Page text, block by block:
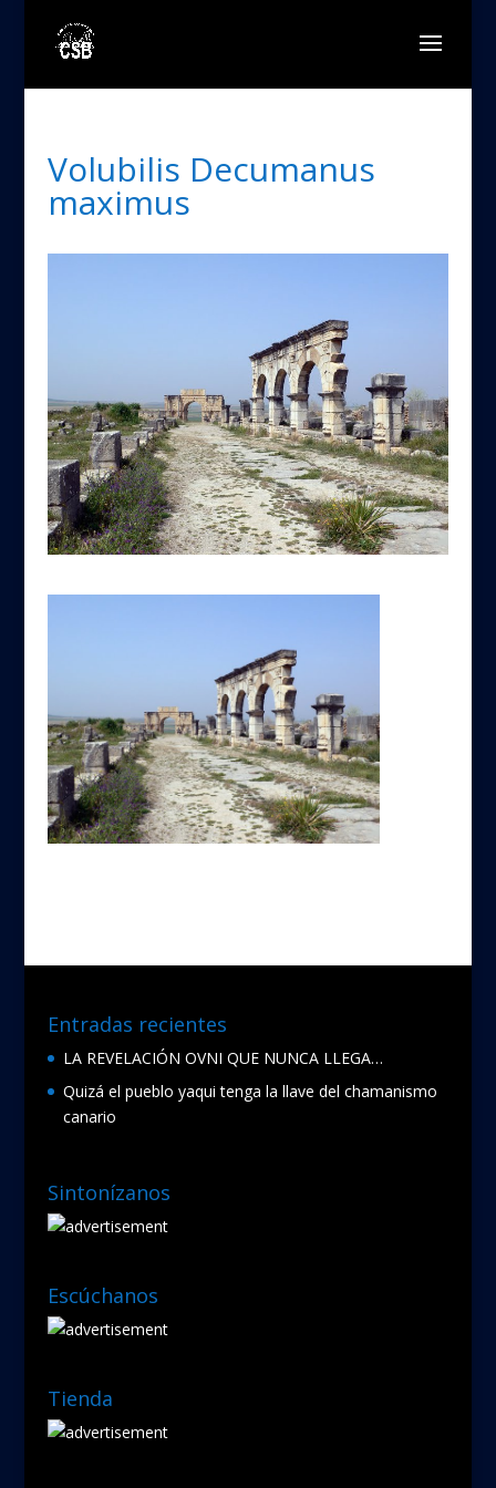
Volubilis Decumanus
maximus
Entradas recientes
LA REVELACIÓN OVNI QUE NUNCA LLEGA…
Quizá el pueblo yaqui tenga la llave del chamanismo
canario
Sintonízanos
Escúchanos
Tienda